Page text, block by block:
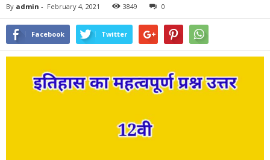
By admin - February 4, 2021 3849 0
Facebook Twitter